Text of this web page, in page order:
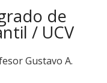
de
/ UCV
Gustavo A.